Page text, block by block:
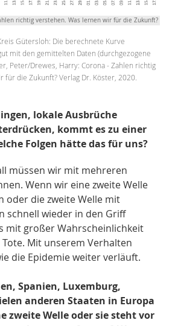
richtig verstehen. Was lernen wir für die Zukunft?
Gütersloh: Die berechnete Kurve
mit den gemittelten Daten (durchgezogene
Peter/Drewes, Harry: Corona - Zahlen richtig
für die Zukunft? Verlag Dr. Köster, 2020.
lokale Ausbrüche
kommt es zu einer
Folgen hätte das für uns?
müssen wir mit mehreren
Wenn wir eine zweite Welle
oder die zweite Welle mit
schnell wieder in den Griff
mit großer Wahrscheinlichkeit
Mit unserem Verhalten
die Epidemie weiter verläuft.
Spanien, Luxemburg,
anderen Staaten in Europa
zweite Welle oder sie steht vor